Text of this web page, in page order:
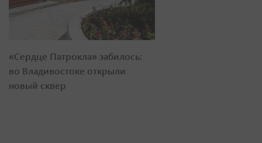
«Сердце Патрокла» забилось:
во Владивостоке открыли
новый сквер